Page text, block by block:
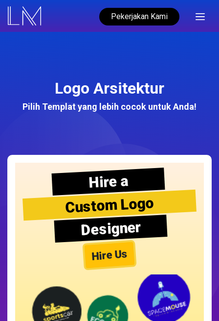
Pekerjakan Kami
Logo Arsitektur
Pilih Templat yang lebih cocok untuk Anda!
Hire a
Custom Logo
Designer
Hire Us